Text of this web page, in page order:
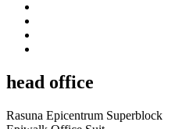
head office
Rasuna Epicentrum Superblock